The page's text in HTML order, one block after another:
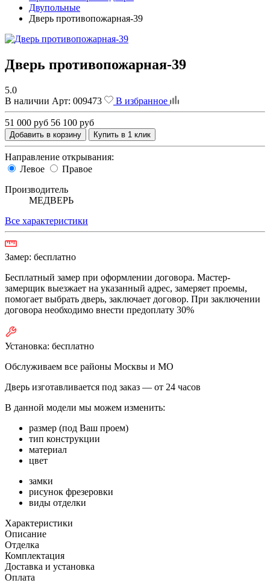
Двупольные
Дверь противопожарная-39
Дверь противопожарная-39
5.0
В наличии Арт: 009473 В избранное
51 000 руб 56 100 руб
Добавить в корзину Купить в 1 клик
Направление открывания:
Левое
Правое
Производитель
МЕДВЕРЬ
Все характеристики
Замер: бесплатно
Бесплатный замер при оформлении договора. Мастер-
замерщик выезжает на указанный адрес, замеряет проемы,
помогает выбрать дверь, заключает договор. При заключении
договора необходимо внести предоплату 30%
Установка: бесплатно
Обслуживаем все районы Москвы и МО
Дверь изготавливается под заказ — от 24 часов
В данной модели мы можем изменить:
размер (под Ваш проем)
тип конструкции
материал
цвет
замки
рисунок фрезеровки
виды отделки
Характеристики
Описание
Отделка
Комплектация
Доставка и установка
Оплата